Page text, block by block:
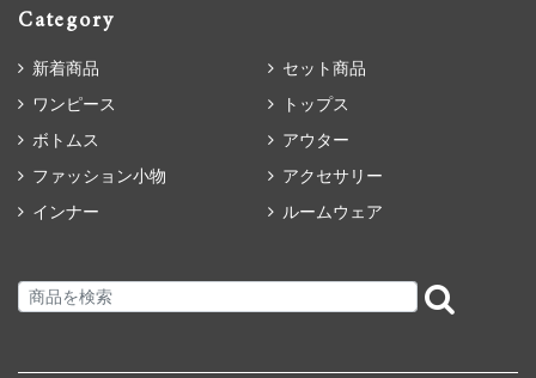
Category
新着商品
セット商品
ワンピース
トップス
ボトムス
アウター
ファッション小物
アクセサリー
インナー
ルームウェア